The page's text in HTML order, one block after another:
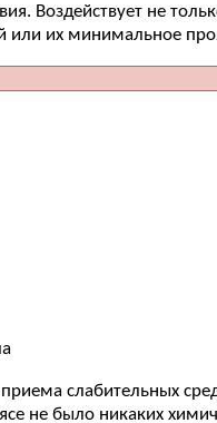
Воздействует не
их минимальное
слабительных
не было никаких